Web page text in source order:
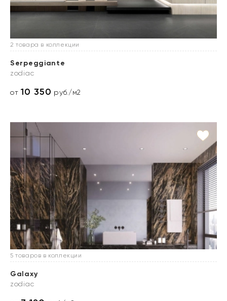
2 товара в коллекции
Serpeggiante
zodiac
от10 350 руб./м2
5 товаров в коллекции
Galaxy
zodiac